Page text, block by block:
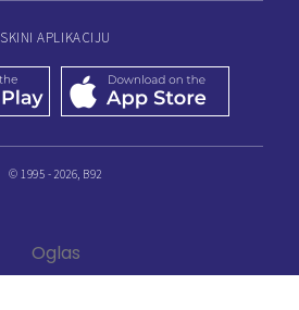
SKINI APLIKACIJU
© 1995 - 2026, B92